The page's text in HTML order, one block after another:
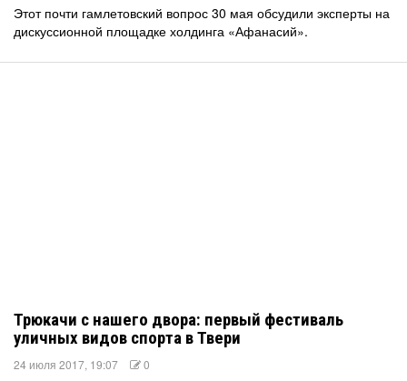
Этот почти гамлетовский вопрос 30 мая обсудили эксперты на
дискуссионной площадке холдинга «Афанасий».
Трюкачи с нашего двора: первый фестиваль
уличных видов спорта в Твери
24 июля 2017, 19:07 0